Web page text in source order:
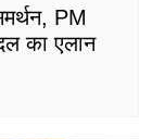
PM
का एलान